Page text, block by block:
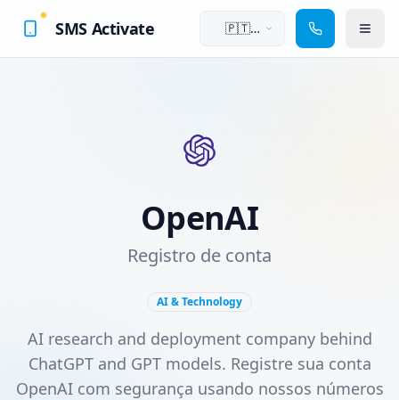
SMS Activate
🇵🇹
OpenAI
Registro de conta
AI & Technology
AI research and deployment company behind
ChatGPT and GPT models. Registre sua conta
OpenAI com segurança usando nossos números